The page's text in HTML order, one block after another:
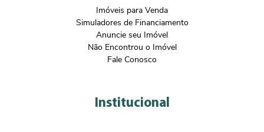
Imóveis para Venda
Simuladores de Financiamento
Anuncie seu Imóvel
Não Encontrou o Imóvel
Fale Conosco
Institucional